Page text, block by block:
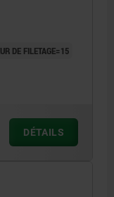
DE FILETAGE=15
DÉTAILS